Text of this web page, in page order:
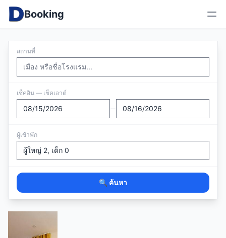
Booking
สถานที่
เช็คอิน — เช็คเอาต์
—
ผู้เข้าพัก
🔍 ค้นหา